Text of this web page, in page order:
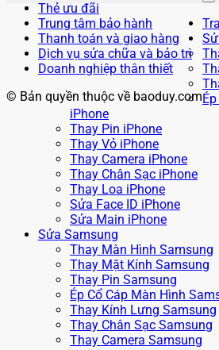
Thẻ ưu đãi
Trung tâm bảo hành
Thanh toán và giao hàng
Dịch vụ sửa chữa và bảo trì
Doanh nghiệp thân thiết
© Bản quyền thuộc về baoduy.com
iPhone
Thay Pin iPhone
Thay Vỏ iPhone
Thay Camera iPhone
Thay Chân Sạc iPhone
Thay Loa iPhone
Sửa Face ID iPhone
Sửa Main iPhone
Sửa Samsung
Thay Màn Hình Samsung
Thay Mặt Kính Samsung
Thay Pin Samsung
Ép Cổ Cáp Màn Hình
Thay Kính Lưng Samsung
Thay Chân Sạc Samsung
Thay Camera Samsung